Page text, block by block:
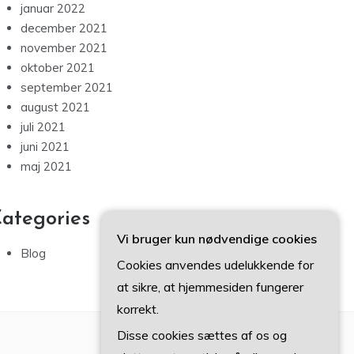
januar 2022
december 2021
november 2021
oktober 2021
september 2021
august 2021
juli 2021
juni 2021
maj 2021
Blog
Vi bruger kun nødvendige cookies
Cookies anvendes udelukkende for
at sikre, at hjemmesiden fungerer
korrekt.
Disse cookies sættes af os og